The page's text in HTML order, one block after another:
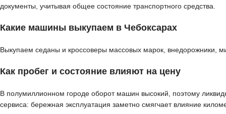
документы, учитывая общее состояние транспортного средства.
Какие машины выкупаем в Чебоксарах
Выкупаем седаны и кроссоверы массовых марок, внедорожники,
Как пробег и состояние влияют на цену
В полумиллионном городе оборот машин высокий, поэтому
сервиса: бережная эксплуатация заметно смягчает влияние